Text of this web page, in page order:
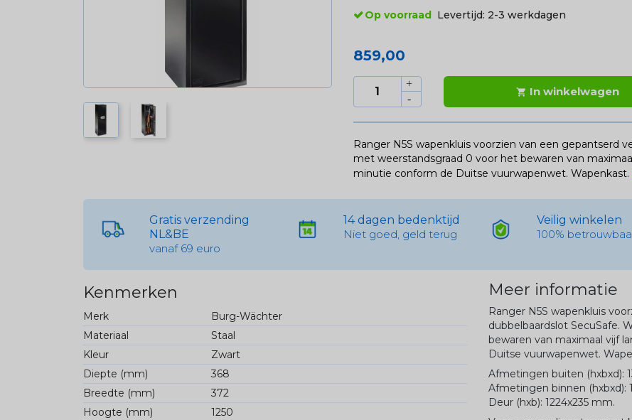
Op voorraad Levertijd: 2-3 werkdagen
859,00
 In winkelwagen
Ranger N5S wapenkluis voorzien van een gepantserd
met weerstandsgraad 0 voor het bewaren van
minutie conform de Duitse vuurwapenwet. Wapenkast.
Gratis verzending
NL&BE
vanaf 69 euro
14 dagen bedenktijd
Niet goed, geld terug
Veilig winkelen
100%
Kenmerken
Merk
Burg-Wächter
Materiaal
Staal
Kleur
Zwart
Diepte (mm)
368
Breedte (mm)
372
Hoogte (mm)
1250
Meer informatie
Ranger N5S wapenkluis
dubbelbaardslot SecuSafe.
bewaren van maximaal vijf
Duitse vuurwapenwet.
Afmetingen buiten (hxbxd):
Afmetingen binnen (hxbxd):
Deur (hxb): 1224x235 mm.